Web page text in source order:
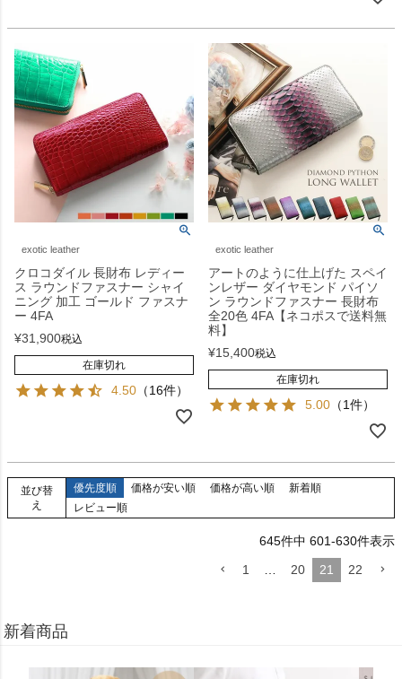
exotic leather
クロコダイル 長財布 レディー
ス ラウンドファスナー シャイ
ニング 加工 ゴールド ファスナ
ー 4FA
¥31,900税込
在庫切れ
4.50 （16件）
exotic leather
アートのように仕上げた スペイ
ンレザー ダイヤモンド パイソ
ン ラウンドファスナー 長財布
全20色 4FA【ネコポスで送料無
料】
¥15,400税込
在庫切れ
5.00 （1件）
並び替
え
優先度順 価格が安い順 価格が高い順
新着順
レビュー順
645件中 601-630件表示
1
… 20 21 22
新着商品